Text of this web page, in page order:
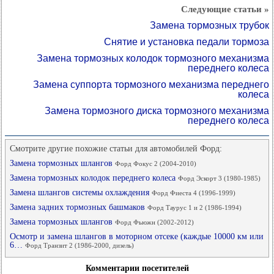
Следующие статьи »
Замена тормозных трубок
Снятие и установка педали тормоза
Замена тормозных колодок тормозного механизма
переднего колеса
Замена суппорта тормозного механизма переднего
колеса
Замена тормозного диска тормозного механизма
переднего колеса
Смотрите другие похожие статьи для автомобилей Форд:
Замена тормозных шлангов Форд Фокус 2 (2004-2010)
Замена тормозных колодок переднего колеса Форд Эскорт 3 (1980-1985)
Замена шлангов системы охлаждения Форд Фиеста 4 (1996-1999)
Замена задних тормозных башмаков Форд Таурус 1 и 2 (1986-1994)
Замена тормозных шлангов Форд Фьюжн (2002-2012)
Осмотр и замена шлангов в моторном отсеке (каждые 10000 км или
6… Форд Транзит 2 (1986-2000, дизель)
Комментарии посетителей